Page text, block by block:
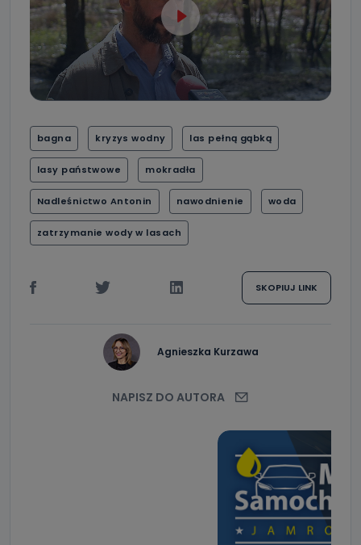
bagna kryzys wodny las pełną gąbką
lasy państwowe mokradła
Nadleśnictwo Antonin nawodnienie woda
zatrzymanie wody w lasach
SKOPIUJ LINK
Agnieszka Kurzawa
NAPISZ DO AUTORA